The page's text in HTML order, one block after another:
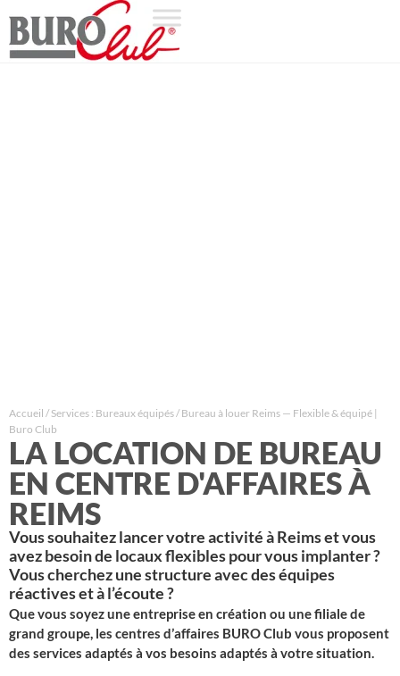
Accueil / Services : Bureaux équipés/ Bureau à louer Reims — Flexible & équipé |
Buro Club
LA LOCATION DE BUREAU
EN CENTRE D'AFFAIRES À
REIMS
Vous souhaitez lancer votre activité à Reims et vous
avez besoin de locaux flexibles pour vous implanter ?
Vous cherchez une structure avec des équipes
réactives et à l’écoute ?
Que vous soyez une entreprise en création ou une filiale de
grand groupe, les centres d’affaires BURO Club vous proposent
des services adaptés à vos besoins adaptés à votre situation.